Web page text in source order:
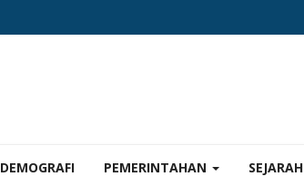
DEMOGRAFI PEMERINTAHAN SEJARAH